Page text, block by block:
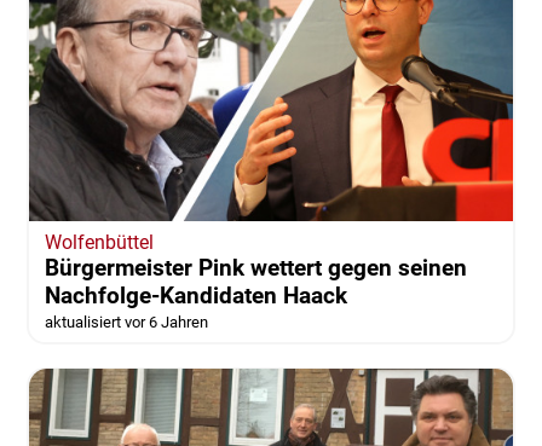
Wolfenbüttel
Bürgermeister Pink wettert gegen seinen
Nachfolge-Kandidaten Haack
aktualisiert vor 6 Jahren